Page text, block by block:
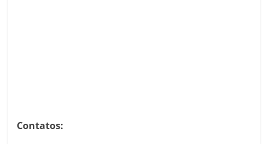
Contatos: